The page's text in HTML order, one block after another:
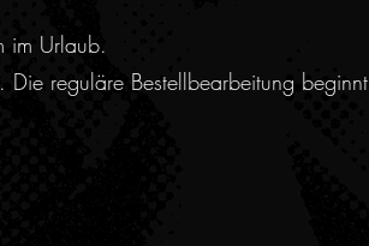
im Urlaub.
reguläre Bestellbearbeitung beginnt